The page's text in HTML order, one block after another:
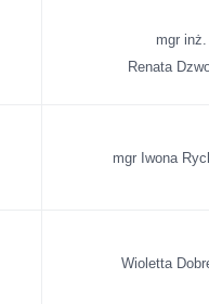
mgr inż.
Renata
mgr Iwona
Wioletta